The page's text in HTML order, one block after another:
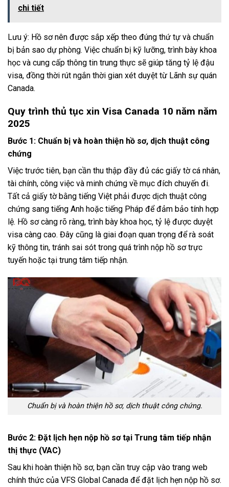
chi tiết
Lưu ý: Hồ sơ nên được sắp xếp theo đúng thứ tự và chuẩn
bị bản sao dự phòng. Việc chuẩn bị kỹ lưỡng, trình bày khoa
học và cung cấp thông tin trung thực sẽ giúp tăng tỷ lệ đậu
visa, đồng thời rút ngắn thời gian xét duyệt từ Lãnh sự quán
Canada.
Quy trình thủ tục xin Visa Canada 10 năm năm
2025
Bước 1: Chuẩn bị và hoàn thiện hồ sơ, dịch thuật công
chứng
Việc trước tiên, bạn cần thu thập đầy đủ các giấy tờ cá nhân,
tài chính, công việc và minh chứng về mục đích chuyến đi.
Tất cả giấy tờ bằng tiếng Việt phải được dịch thuật công
chứng sang tiếng Anh hoặc tiếng Pháp để đảm bảo tính hợp
lệ. Hồ sơ càng rõ ràng, trình bày khoa học, tỷ lệ được duyệt
visa càng cao. Đây cũng là giai đoạn quan trọng để rà soát
kỹ thông tin, tránh sai sót trong quá trình nộp hồ sơ trực
tuyến hoặc tại trung tâm tiếp nhận.
Chuẩn bị và hoàn thiện hồ sơ, dịch thuật công chứng.
Bước 2: Đặt lịch hẹn nộp hồ sơ tại Trung tâm tiếp nhận
thị thực (VAC)
Sau khi hoàn thiện hồ sơ, bạn cần truy cập vào trang web
chính thức của VFS Global Canada để đặt lịch hẹn nộp hồ sơ.